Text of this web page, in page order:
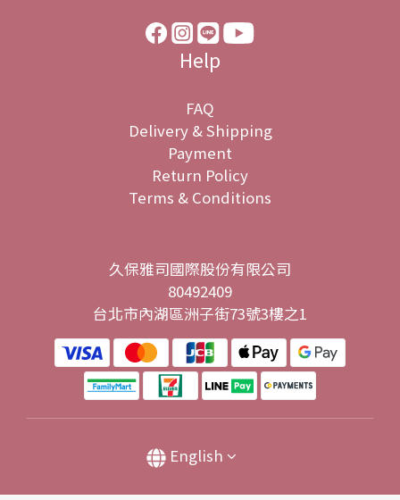
Help
FAQ
Delivery & Shipping
Payment
Return Policy
Terms & Conditions
久保雅司國際股份有限公司
80492409
台北市內湖區洲子街73號3樓之1
English